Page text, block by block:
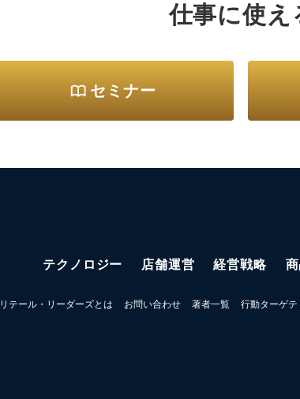
仕事に使
セミナー
テクノロジー 店舗運営 経営戦略
リテール・リーダーズとは お問い合わせ 著者一覧 行動ターゲ